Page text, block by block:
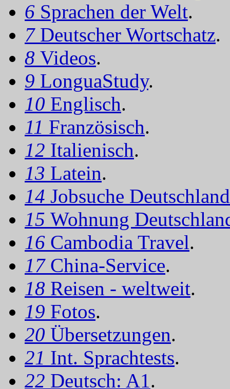
6 Sprachen der Welt.
7 Deutscher Wortschatz.
8 Videos.
9 LonguaStudy.
10 Englisch.
11 Französisch.
12 Italienisch.
13 Latein.
14 Jobsuche Deutschland
15 Wohnung
16 Cambodia Travel.
17 China-Service.
18 Reisen - weltweit.
19 Fotos.
20 Übersetzungen.
21 Int. Sprachtests.
22 Deutsch: A1.